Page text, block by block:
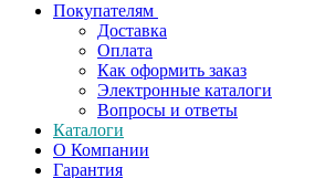
Покупателям
Доставка
Оплата
Как оформить заказ
Электронные каталоги
Вопросы и ответы
Каталоги
О Компании
Гарантия